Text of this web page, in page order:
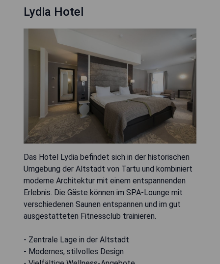
Lydia Hotel
Das Hotel Lydia befindet sich in der historischen
Umgebung der Altstadt von Tartu und kombiniert
moderne Architektur mit einem entspannenden
Erlebnis. Die Gäste können im SPA-Lounge mit
verschiedenen Saunen entspannen und im gut
ausgestatteten Fitnessclub trainieren.
- Zentrale Lage in der Altstadt
- Modernes, stilvolles Design